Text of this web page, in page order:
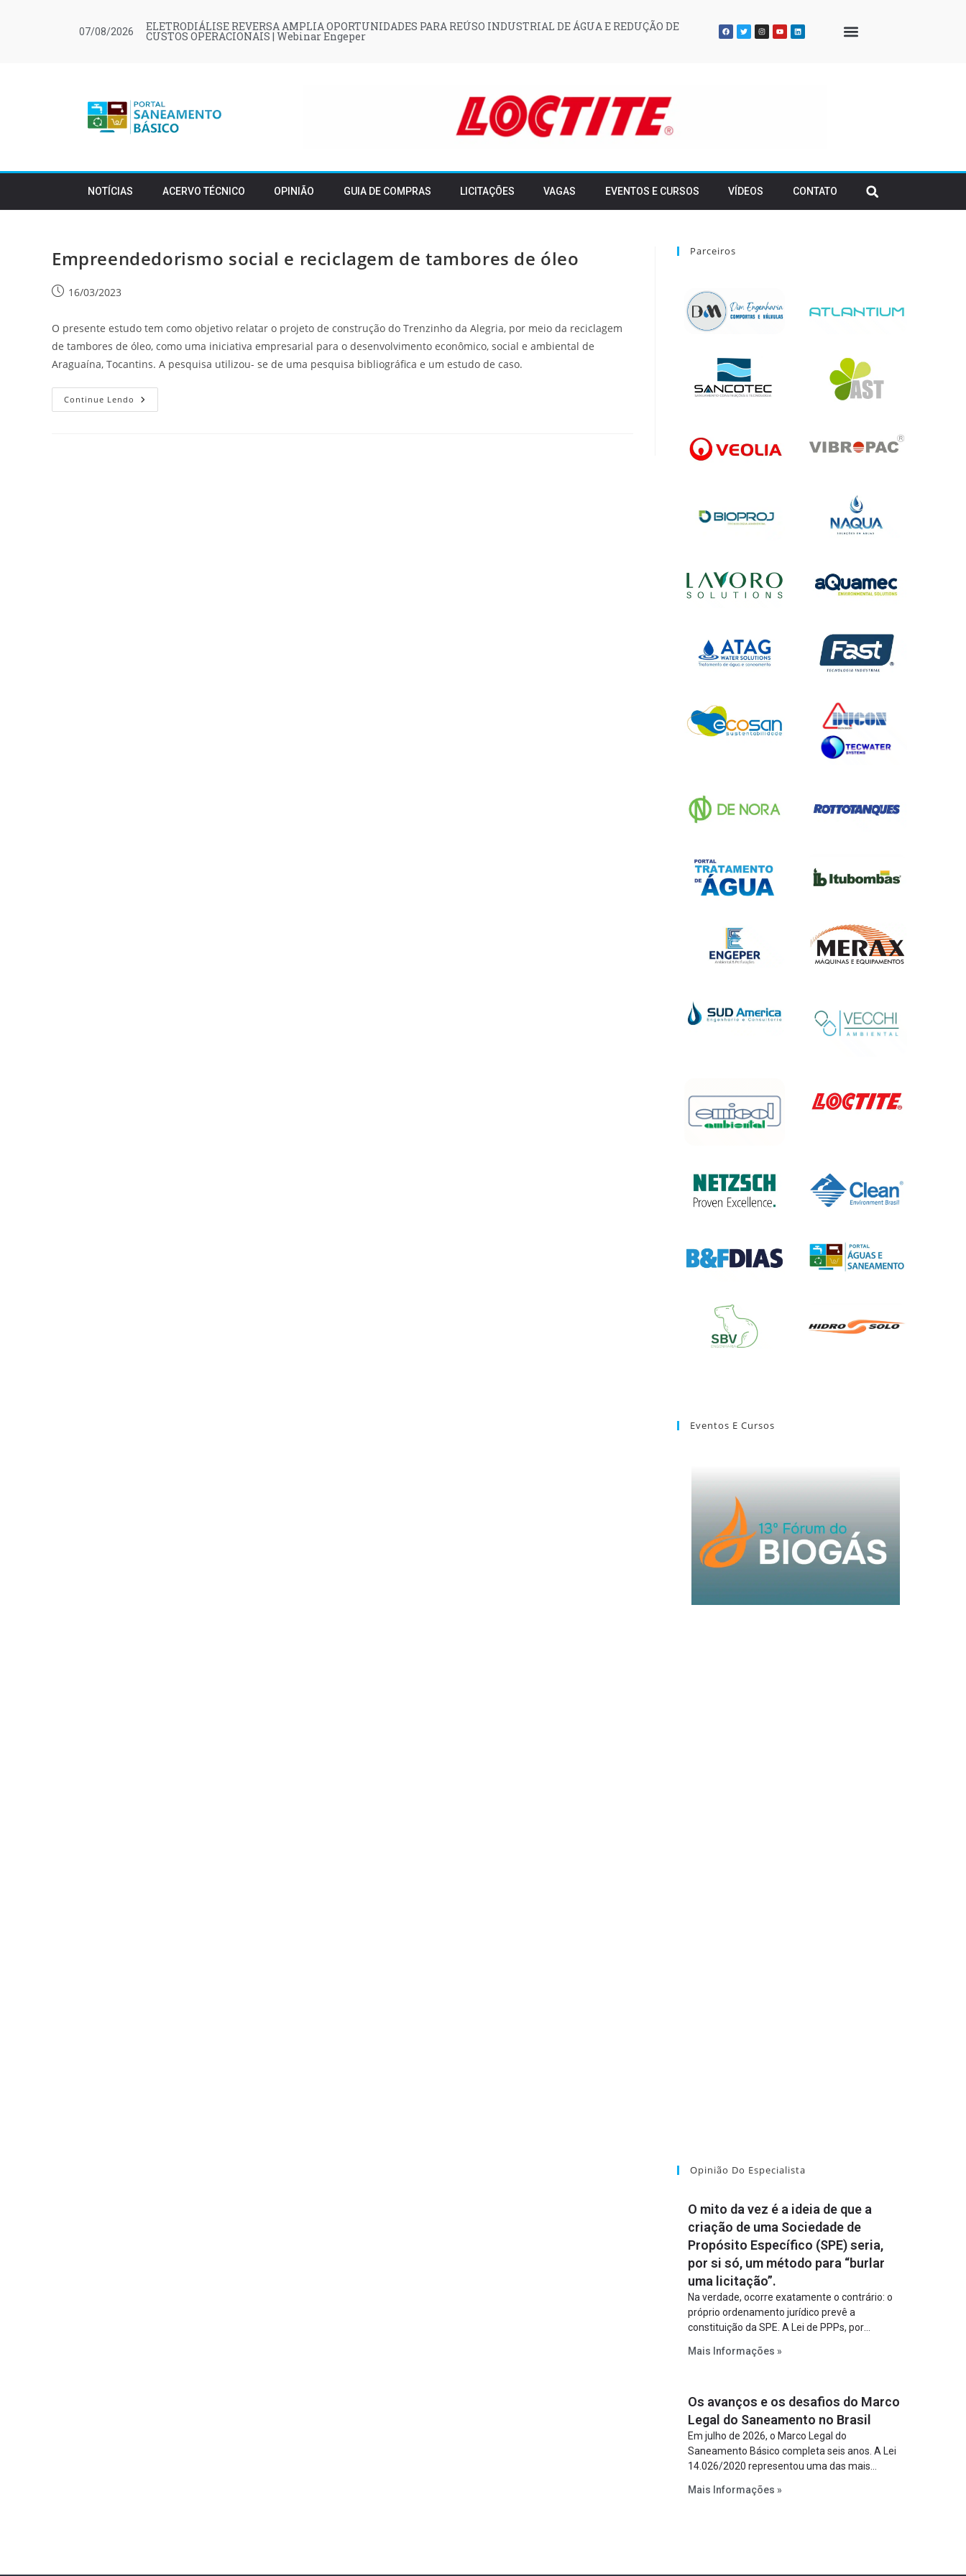
07/08/2026 ELETRODIÁLISE REVERSA AMPLIA OPORTUNIDADES PARA REÚSO INDUSTRIAL DE ÁGUA E REDUÇÃO DE
CUSTOS OPERACIONAIS | Webinar Engeper
NOTÍCIAS ACERVO TÉCNICO OPINIÃO GUIA DE COMPRAS LICITAÇÕES VAGAS EVENTOS E CURSOS VÍDEOS CONTATO
Empreendedorismo social e reciclagem de tambores de óleo
16/03/2023
O presente estudo tem como objetivo relatar o projeto de construção do Trenzinho da Alegria, por meio da reciclagem
de tambores de óleo, como uma iniciativa empresarial para o desenvolvimento econômico, social e ambiental de
Araguaína, Tocantins. A pesquisa utilizou- se de uma pesquisa bibliográfica e um estudo de caso.
Continue Lendo
Parceiros
Eventos E Cursos
Opinião Do Especialista
O mito da vez é a ideia de que a
criação de uma Sociedade de
Propósito Específico (SPE) seria,
por si só, um método para “burlar
uma licitação”.
Na verdade, ocorre exatamente o contrário: o
próprio ordenamento jurídico prevê a
constituição da SPE. A Lei de PPPs, por
constitua uma SPE para implantar e gerir o
Lei de Concessões, a figura é facultativa e
sujeita a uma escolha racional de projeto a
projeto.
Mais Informações »
Os avanços e os desafios do Marco
Legal do Saneamento no Brasil
Em julho de 2026, o Marco Legal do
Saneamento Básico completa seis anos. A Lei
14.026/2020 representou uma das mais
estabelecer metas claras para a
mecanismos voltados à segurança jurídica dos
Mais Informações »